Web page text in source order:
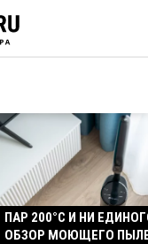
ПАР 200°C И НИ
ОБЗОР МОЮЩЕГО